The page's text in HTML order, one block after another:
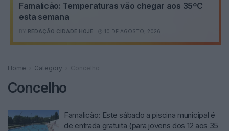
Famalicão: Temperaturas vão chegar aos 35ºC
esta semana
BY REDAÇÃO CIDADE HOJE 10 DE AGOSTO, 2026
Home Category Concelho
Concelho
Famalicão: Este sábado a piscina municipal é
de entrada gratuita (para jovens dos 12 aos 35